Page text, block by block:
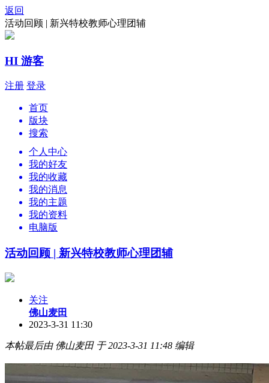
返回
活动回顾 | 新兴特校教师心理团辅
HI 游客
注册 登录
首页
版块
搜索
个人中心
我的好友
我的收藏
我的消息
我的主题
我的资料
电脑版
活动回顾 | 新兴特校教师心理团辅
关注
佛山麦田
2023-3-31 11:30
本帖最后由 佛山麦田 于 2023-3-31 11:48 编辑